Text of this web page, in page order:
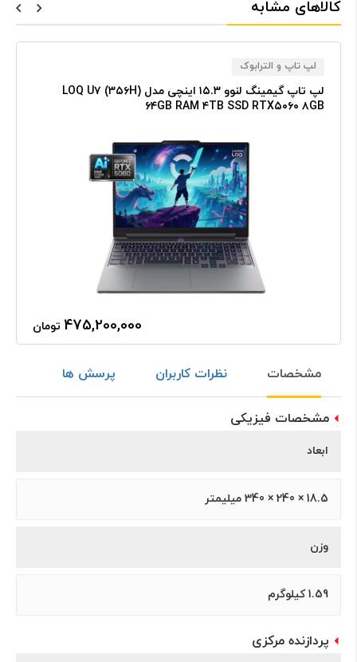
کالاهای مشابه
لپ تاپ و الترابوک
لپ تاپ گیمینگ لنوو ۱۵.۳ اینچی مدل LOQ U۷ (۳۵۶H)
۶۴GB RAM ۴TB SSD RTX۵۰۶۰ ۸GB
475,200,000 تومان
مشخصات نظرات کاربران پرسش ها
مشخصات فیزیکی
ابعاد
18.5 × 240 × 340 میلیمتر
وزن
1.59 کیلوگرم
پردازنده مرکزی